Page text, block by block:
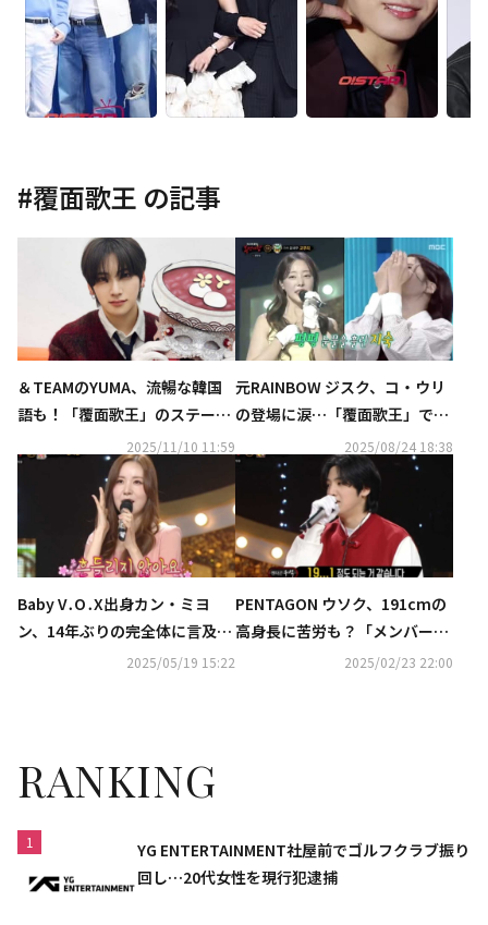
#覆面歌王 の記事
＆TEAMのYUMA、流暢な韓国
語も！「覆面歌王」のステージ
に絶賛の声“BTS先輩に憧れて
アイドルに”
2025/11/10 11:59
元RAINBOW ジスク、コ・ウリ
の登場に涙…「覆面歌王」での
2025/08/24 18:38
Baby V․O․X出身カン・ミヨ
ン、14年ぶりの完全体に言及
「今年中にコンサートがした
2025/05/19 15:22
PENTAGON ウソク、191cmの
高身長に苦労も？「メンバーの
ズボンから切った部分を付け足
2025/02/23 22:00
RANKING
1
YG ENTERTAINMENT社屋前でゴルフクラブ振り
回し…20代女性を現行犯逮捕